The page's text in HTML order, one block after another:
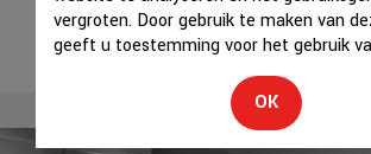
vergroten. Door gebruik te maken van
geeft u toestemming voor het gebruik
OK